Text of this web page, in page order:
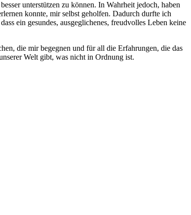
unterstützen zu können. In Wahrheit jedoch, haben
konnte, mir selbst geholfen. Dadurch durfte ich
ein gesundes, ausgeglichenes, freudvolles Leben keine
die mir begegnen und für all die Erfahrungen, die das
Welt gibt, was nicht in Ordnung ist.